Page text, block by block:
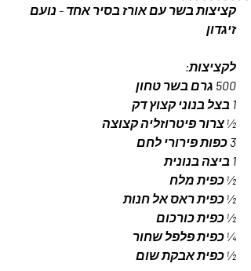
קציצות בשר עם אורז בסיר אחד - נועם
זיגדון
לקציצות:
500 גרם בשר טחון
1 בצל בנוני קצוץ דק
½ צרור פיטרוזליה קצוצה
3 כפות פירורי לחם
1 ביצה בנונית
½ כפית מלח
½ כפית ראס אל חנות
½ כפית כורכום
¼ כפית פלפל שחור
½ כפית אבקת שום